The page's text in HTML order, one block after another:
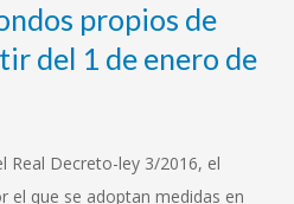
propios de
del 1 de enero de
Real Decreto-ley 3/2016, el
el que se adoptan medidas en